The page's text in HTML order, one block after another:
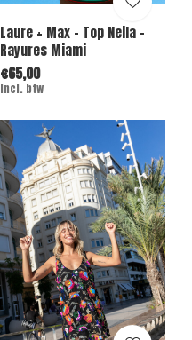
Laure + Max - Top Neila -
Rayures Miami
€65,00
Incl. btw